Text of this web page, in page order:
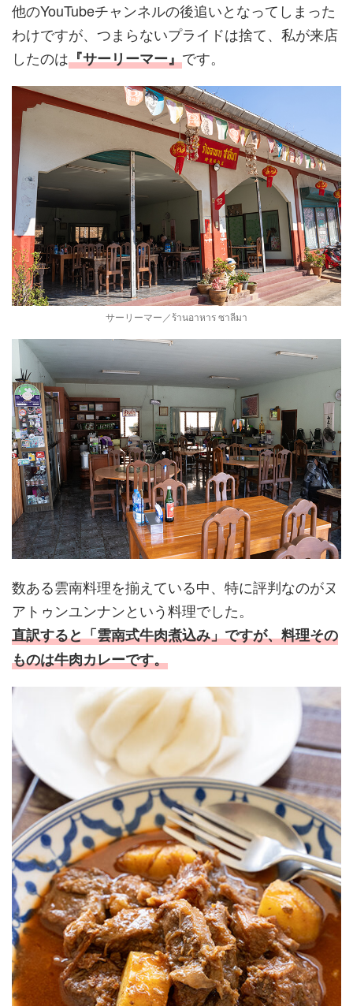
他のYouTubeチャンネルの後追いとなってしまった
わけですが、つまらないプライドは捨て、私が来店
したのは『サーリーマー』です。
サーリーマー／ร้านอาหาร ซาลีมา
数ある雲南料理を揃えている中、特に評判なのがヌ
アトゥンユンナンという料理でした。
直訳すると「雲南式牛肉煮込み」ですが、料理その
ものは牛肉カレーです。